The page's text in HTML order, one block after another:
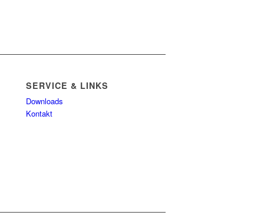
SERVICE & LINKS
Downloads
Kontakt